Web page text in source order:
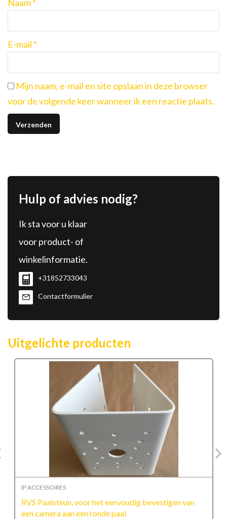
Naam*
E-mail *
Mijn naam, e-mail en site opslaan in deze browser
voor de volgende keer wanneer ik een reactie plaats.
Hulp of advies nodig?
Ik sta voor u klaar
voor product- of
winkelinformatie.
+31852733043
Contactformulier
Uitgelichte producten
IP ACCESSOIRES
RVS Paalsteun, voor het eenvoudig bevestigen van
een camera aan een ronde paal